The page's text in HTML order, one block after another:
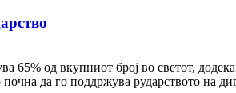
65% од вкупниот број во светот,
да го поддржува рударството на